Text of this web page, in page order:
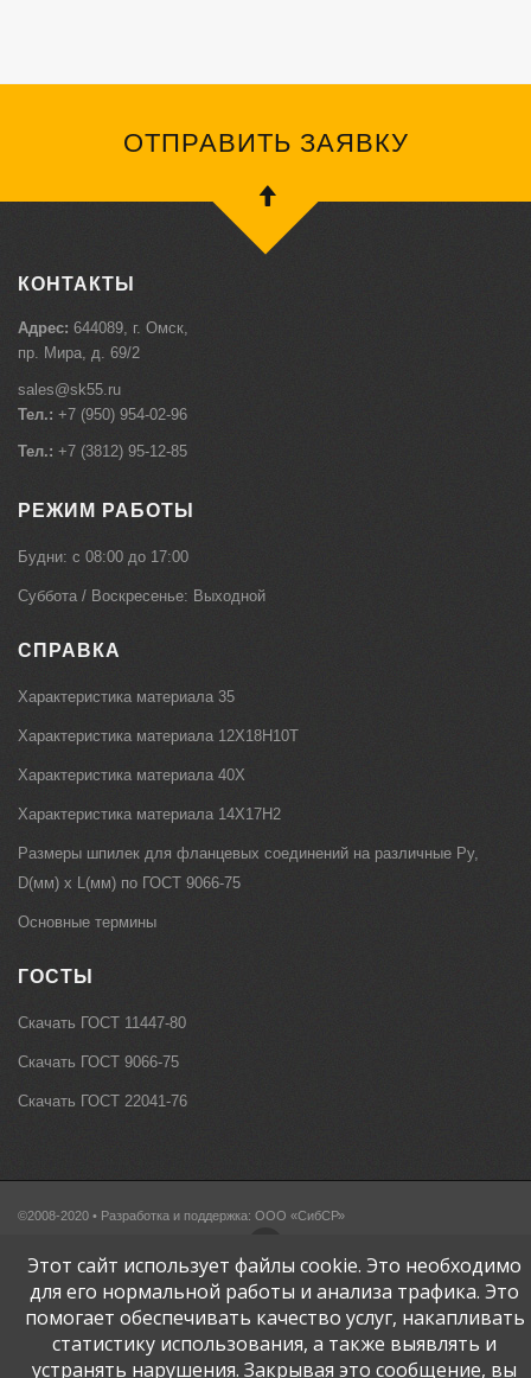
ОТПРАВИТЬ ЗАЯВКУ
КОНТАКТЫ
Адрес: 644089, г. Омск,
пр. Мира, д. 69/2
sales@sk55.ru
Тел.: +7 (950) 954-02-96
Тел.: +7 (3812) 95-12-85
РЕЖИМ РАБОТЫ
Будни: c 08:00 до 17:00
Суббота / Воскресенье: Выходной
СПРАВКА
Характеристика материала 35
Характеристика материала 12Х18Н10Т
Характеристика материала 40Х
Характеристика материала 14Х17Н2
Размеры шпилек для фланцевых соединений на различные Ру,
D(мм) х L(мм) по ГОСТ 9066-75
Основные термины
ГОСТЫ
Скачать ГОСТ 11447-80
Скачать ГОСТ 9066-75
Скачать ГОСТ 22041-76
©2008-2020 • Разработка и поддержка: ООО «СибСР»
Строительный
Этот сайт использует файлы cookie. Это необходимо
для его нормальной работы и анализа трафика. Это
помогает обеспечивать качество услуг, накапливать
статистику использования, а также выявлять и
устранять нарушения. Закрывая это сообщение, вы